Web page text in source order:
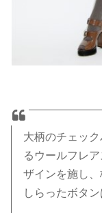
大柄のチェッ
るウールフレ
ザインを施し
しらったボタ